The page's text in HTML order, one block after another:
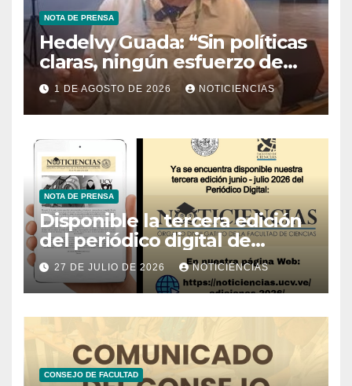
NOTA DE PRENSA
Hedelvy Guada: “Sin políticas
claras, ningún esfuerzo de
conservación rendirá frutos”
1 DE AGOSTO DE 2026 NOTICIENCIAS
NOTA DE PRENSA
Disponible la tercera edición
del periódico digital de
Noticiencias 2026
27 DE JULIO DE 2026 NOTICIENCIAS
CONSEJO DE FACULTAD